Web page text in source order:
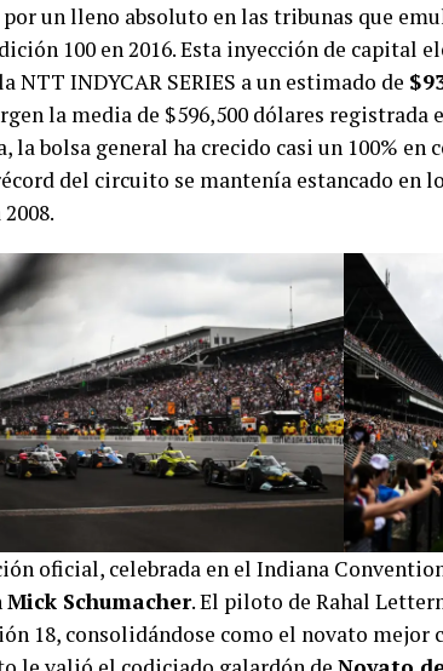
un lleno absoluto en las tribunas que
100 en 2016. Esta inyección de capital
NTT INDYCAR SERIES a un estimado de
la media de $596,500 dólares registrada
la bolsa general ha crecido casi un 100% en
del circuito se mantenía estancado en
oficial, celebrada en el Indiana
Mick Schumacher. El piloto de Rahal
18, consolidándose como el novato mejor